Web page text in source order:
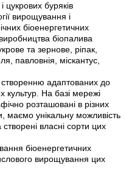
цукрових буряків
вирощування і
біоенергетичних
біопалива
та зернове, ріпак,
павловнія, міскантус,
адаптованих до
культур. На базі мережі
розташовані в різних
маємо унікальну можливість
власні сорти цих
біоенергетичних
вирощування цих